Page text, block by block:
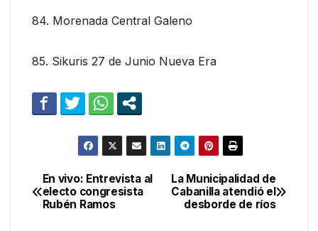
84. Morenada Central Galeno
85. Sikuris 27 de Junio Nueva Era
Navegación
de
La Municipalidad de
Cabanilla atendió el
desborde de ríos
En vivo: Entrevista al
electo congresista
Rubén Ramos